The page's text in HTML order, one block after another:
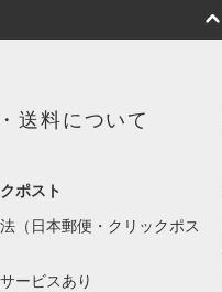
送料について
ポスト
（日本郵便・クリックポス
ービスあり